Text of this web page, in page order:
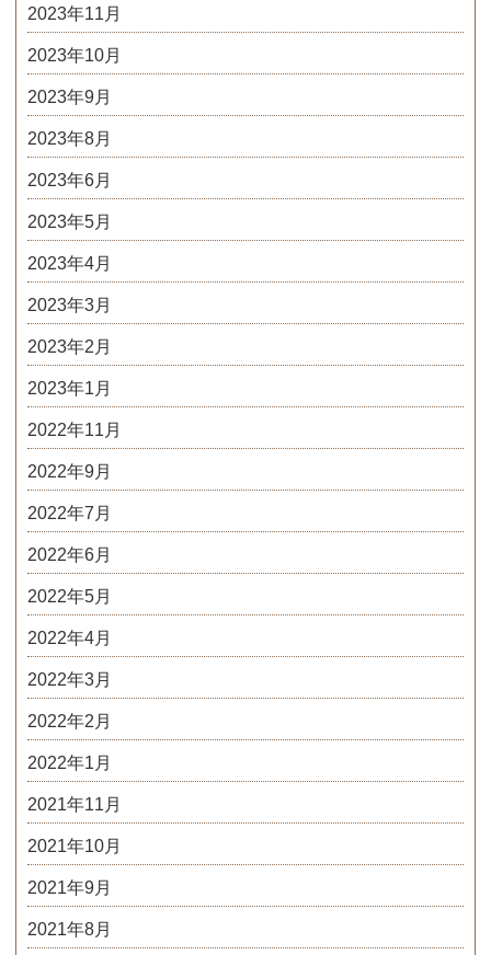
2023年11月
2023年10月
2023年9月
2023年8月
2023年6月
2023年5月
2023年4月
2023年3月
2023年2月
2023年1月
2022年11月
2022年9月
2022年7月
2022年6月
2022年5月
2022年4月
2022年3月
2022年2月
2022年1月
2021年11月
2021年10月
2021年9月
2021年8月